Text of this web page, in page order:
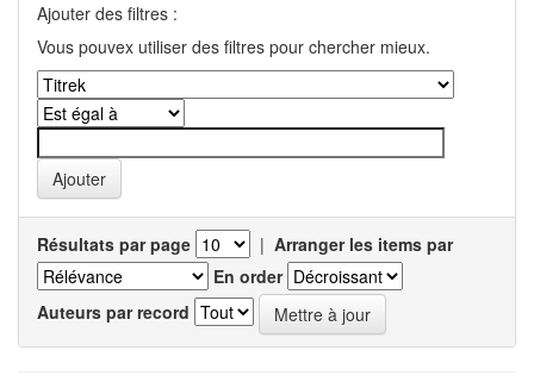
Ajouter des filtres :
Vous pouvex utiliser des filtres pour chercher mieux.
Résultats par page | Arranger les items par
En order
Auteurs par record